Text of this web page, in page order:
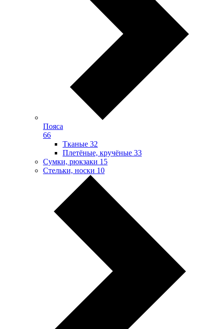
Пояса
66
Тканые 32
Плетёные, кручёные 33
Сумки, рюкзаки 15
Стельки, носки 10